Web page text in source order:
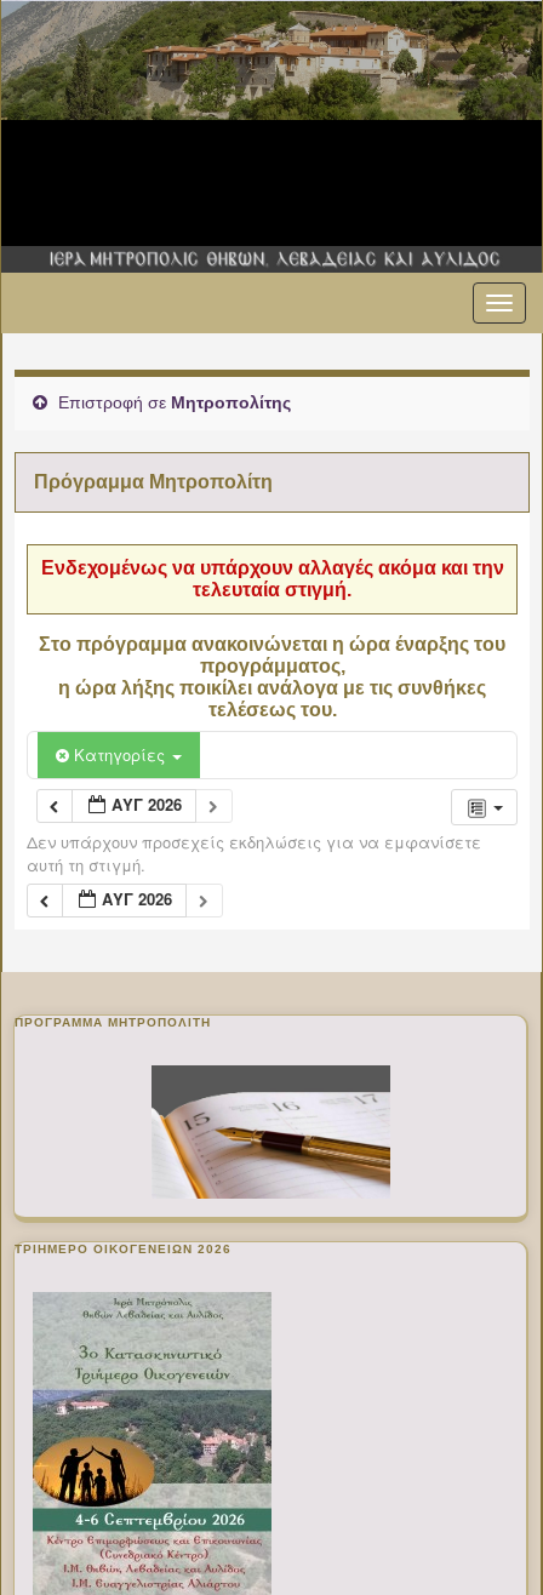
Επιστροφή σε Μητροπολίτης
Πρόγραμμα Μητροπολίτη
Ενδεχομένως να υπάρχουν αλλαγές ακόμα και την
τελευταία στιγμή.
Στο πρόγραμμα ανακοινώνεται η ώρα έναρξης του
προγράμματος,
η ώρα λήξης ποικίλει ανάλογα με τις συνθήκες
τελέσεως του.
Κατηγορίες
ΑΥΓ 2026
Δεν υπάρχουν προσεχείς εκδηλώσεις για να εμφανίσετε
αυτή τη στιγμή.
ΑΥΓ 2026
ΠΡΌΓΡΑΜΜΑ ΜΗΤΡΟΠΟΛΊΤΗ
ΤΡΙΗΜΕΡΟ ΟΙΚΟΓΕΝΕΙΩΝ 2026